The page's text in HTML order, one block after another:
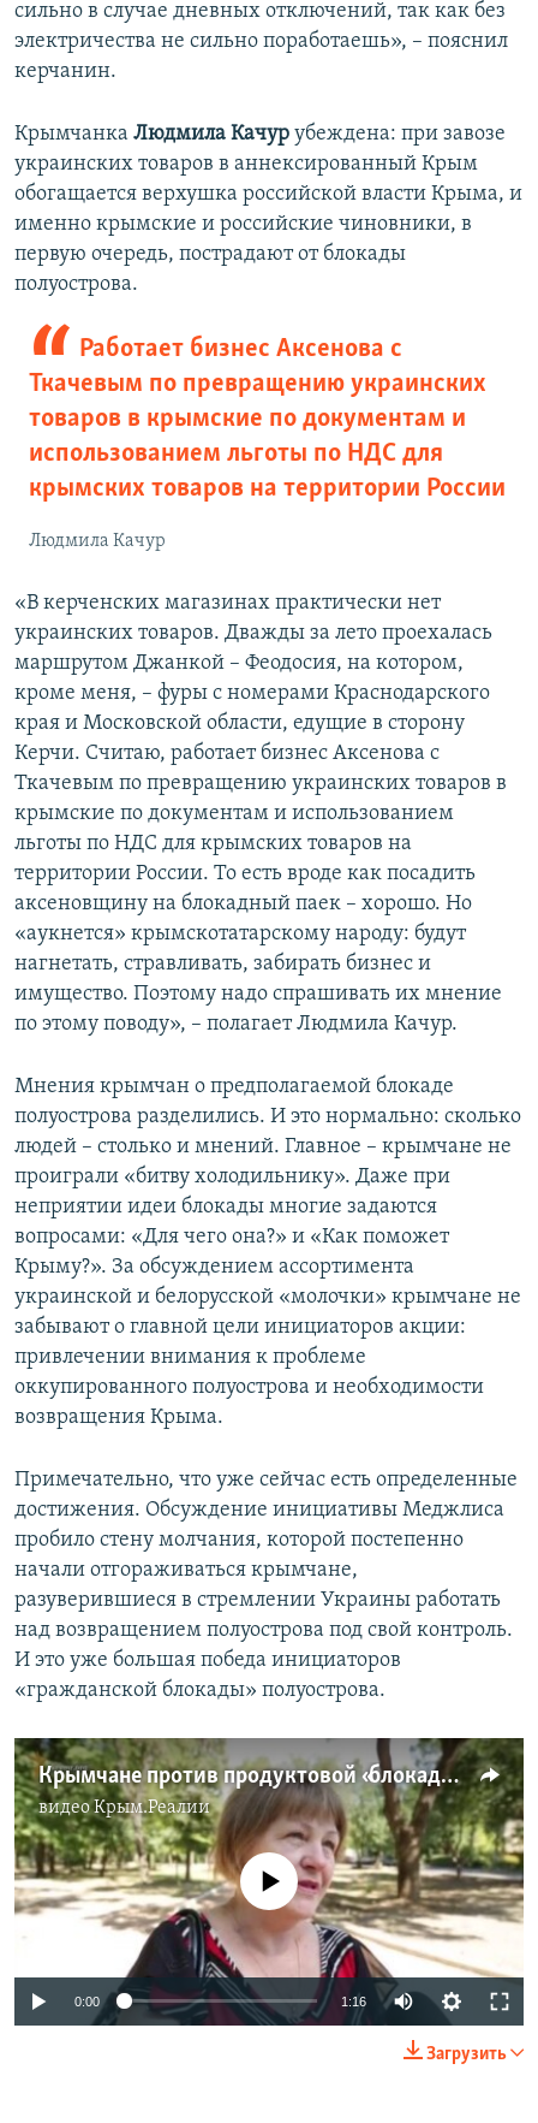
сильно в случае дневных отключений, так как без
электричества не сильно поработаешь», – пояснил
керчанин.
Крымчанка Людмила Качур убеждена: при завозе
украинских товаров в аннексированный Крым
обогащается верхушка российской власти Крыма, и
именно крымские и российские чиновники, в
первую очередь, пострадают от блокады
полуострова.
Работает бизнес Аксенова с
Ткачевым по превращению украинских
товаров в крымские по документам и
использованием льготы по НДС для
крымских товаров на территории России
Людмила Качур
«В керченских магазинах практически нет
украинских товаров. Дважды за лето проехалась
маршрутом Джанкой – Феодосия, на котором,
кроме меня, – фуры с номерами Краснодарского
края и Московской области, едущие в сторону
Керчи. Считаю, работает бизнес Аксенова с
Ткачевым по превращению украинских товаров в
крымские по документам и использованием
льготы по НДС для крымских товаров на
территории России. То есть вроде как посадить
аксеновщину на блокадный паек – хорошо. Но
«аукнется» крымскотатарскому народу: будут
нагнетать, стравливать, забирать бизнес и
имущество. Поэтому надо спрашивать их мнение
по этому поводу», – полагает Людмила Качур.
Мнения крымчан о предполагаемой блокаде
полуострова разделились. И это нормально: сколько
людей – столько и мнений. Главное – крымчане не
проиграли «битву холодильнику». Даже при
неприятии идеи блокады многие задаются
вопросами: «Для чего она?» и «Как поможет
Крыму?». За обсуждением ассортимента
украинской и белорусской «молочки» крымчане не
забывают о главной цели инициаторов акции:
привлечении внимания к проблеме
оккупированного полуострова и необходимости
возвращения Крыма.
Примечательно, что уже сейчас есть определенные
достижения. Обсуждение инициативы Меджлиса
пробило стену молчания, которой постепенно
начали отгораживаться крымчане,
разуверившиеся в стремлении Украины работать
над возвращением полуострова под свой контроль.
И это уже большая победа инициаторов
«гражданской блокады» полуострова.
Крымчане против продуктовой «блокады» (видео)
видеоКрым.Реалии
No media source currently available
0:00 1:16
Загрузить